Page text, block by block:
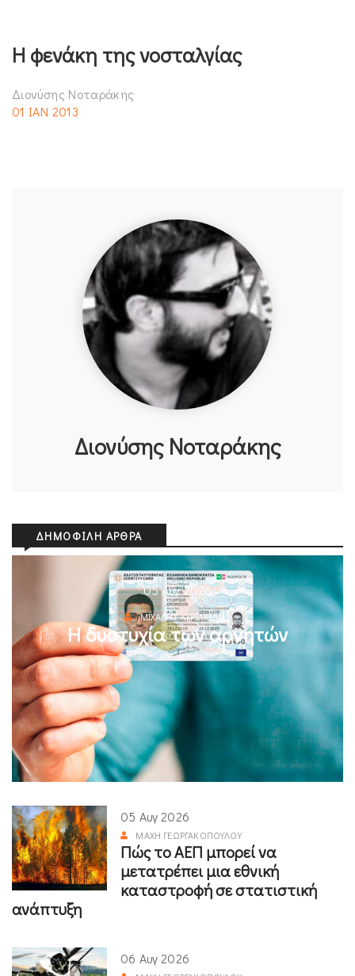
Η φενάκη της νοσταλγίας
Διονύσης Νοταράκης
01 ΙΑΝ 2013
Διονύσης Νοταράκης
ΔΗΜΟΦΙΛΉ ΆΡΘΡΑ
05 Αυγ 2026
ΜΙΧΆΛΗΣ ΚΥΡΙΑΚΊΔΗΣ
Η δυστυχία των αρνητών
05 Αυγ 2026
ΜΆΧΗ ΓΕΩΡΓΑΚΟΠΟΎΛΟΥ
Πώς το ΑΕΠ μπορεί να
μετατρέπει μια εθνική
καταστροφή σε στατιστική
ανάπτυξη
06 Αυγ 2026